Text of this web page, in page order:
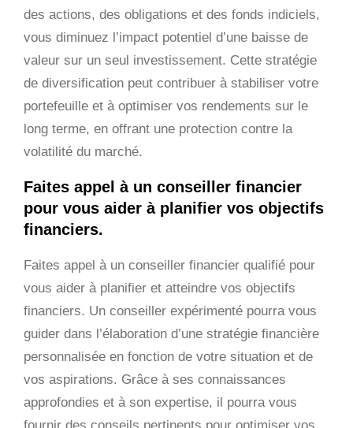
des actions, des obligations et des fonds indiciels,
vous diminuez l’impact potentiel d’une baisse de
valeur sur un seul investissement. Cette stratégie
de diversification peut contribuer à stabiliser votre
portefeuille et à optimiser vos rendements sur le
long terme, en offrant une protection contre la
volatilité du marché.
Faites appel à un conseiller financier
pour vous aider à planifier vos objectifs
financiers.
Faites appel à un conseiller financier qualifié pour
vous aider à planifier et atteindre vos objectifs
financiers. Un conseiller expérimenté pourra vous
guider dans l’élaboration d’une stratégie financière
personnalisée en fonction de votre situation et de
vos aspirations. Grâce à ses connaissances
approfondies et à son expertise, il pourra vous
fournir des conseils pertinents pour optimiser vos